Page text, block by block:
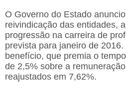
O Governo do Estado
reivindicação das entidades,
progressão na carreira de
prevista para janeiro de
benefício, que premia o
de 2,5% sobre a
reajustados em 7,62%.